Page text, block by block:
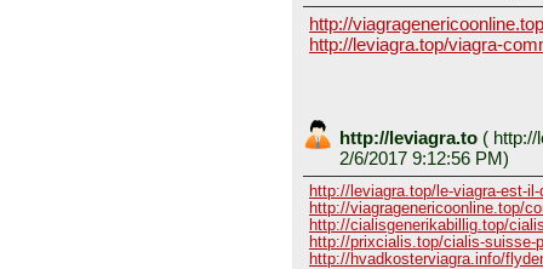
http://
http://leviagra.top/viagra-
http://leviagra.to ( http://
2/6/2017 9:12:56 PM)
http://leviagra.top/le-viagra-est-
http://viagragenericoonline.top/
http://cialisgenerikabillig.top/
http://prixcialis.top/cialis-suisse-
http://hvadkosterviagra.info/